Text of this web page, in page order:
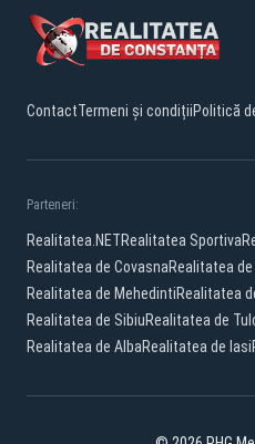
ContactTermeni și condițiiPolitică
Parteneri:
Realitatea.NETRealitatea Sportiva
Realitatea de CovasnaRealitatea de
Realitatea de MehedintiRealitatea
Realitatea de SibiuRealitatea de
Realitatea de AlbaRealitatea de Iasi